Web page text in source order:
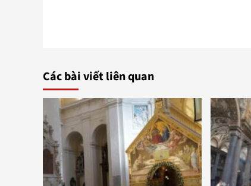
Các bài viết liên quan